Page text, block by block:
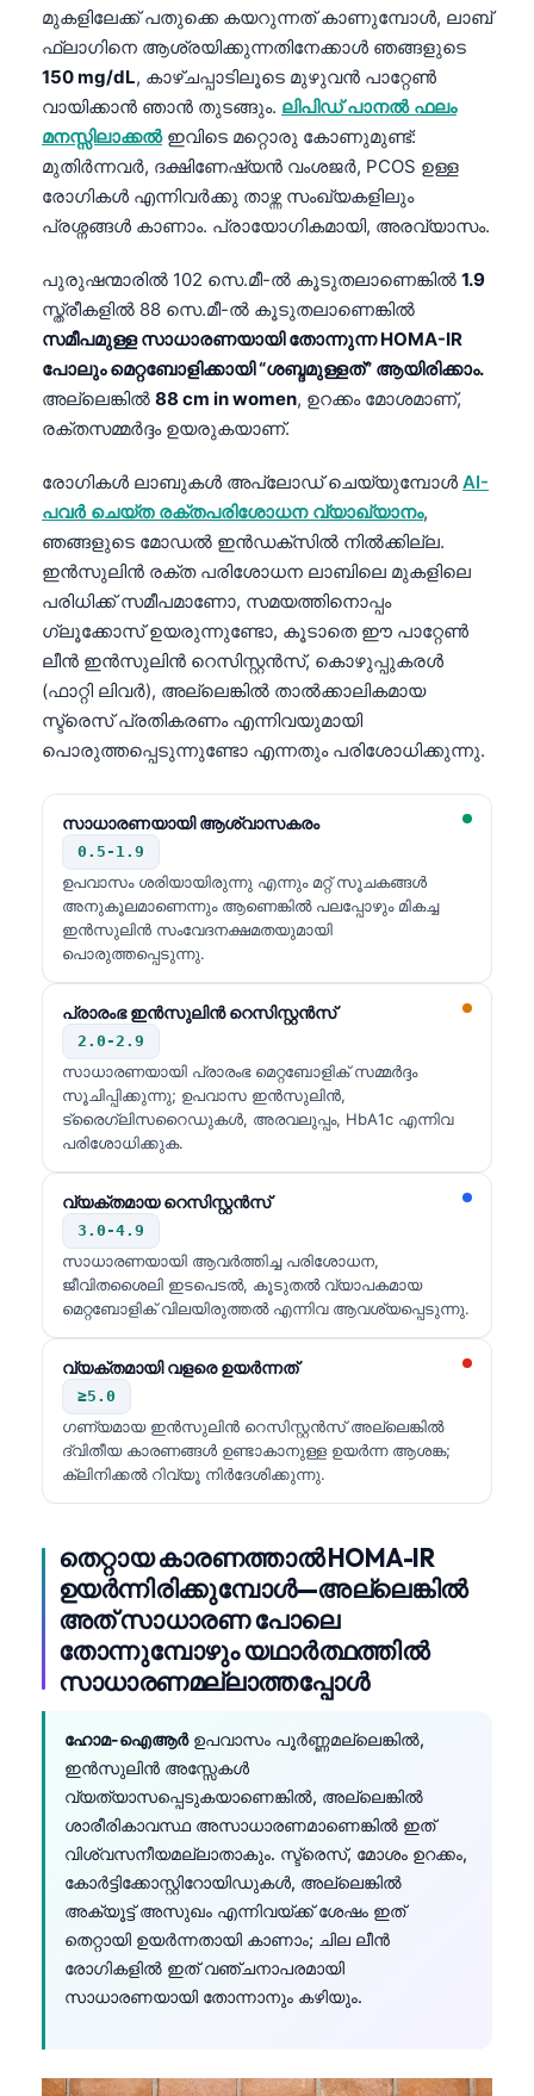
മുകളിലേക്ക് പതുക്കെ കയറുന്നത് കാണുമ്പോൾ, ലാബ്
ഫ്ലാഗിനെ ആശ്രയിക്കുന്നതിനേക്കാൾ ഞങ്ങളുടെ
150 mg/dL, കാഴ്ചപ്പാടിലൂടെ മുഴുവൻ പാറ്റേൺ
വായിക്കാൻ ഞാൻ തുടങ്ങും. ലിപിഡ് പാനൽ ഫലം
മനസ്സിലാക്കൽഇവിടെ മറ്റൊരു കോണുമുണ്ട്:
മുതിർന്നവർ, ദക്ഷിണേഷ്യൻ വംശജർ, PCOS ഉള്ള
രോഗികൾ എന്നിവർക്കു താഴ്ന്ന സംഖ്യകളിലും
പ്രശ്നങ്ങൾ കാണാം. പ്രായോഗികമായി, അരവ്യാസം.
പുരുഷന്മാരിൽ 102 സെ.മീ-ൽ കൂടുതലാണെങ്കിൽ 1.9
സ്ത്രീകളിൽ 88 സെ.മീ-ൽ കൂടുതലാണെങ്കിൽ
സമീപമുള്ള സാധാരണയായി തോന്നുന്ന HOMA-IR
പോലും മെറ്റബോളിക്കായി “ശബ്ദമുള്ളത്” ആയിരിക്കാം.
അല്ലെങ്കിൽ 88 cm in women, ഉറക്കം മോശമാണ്,
രക്തസമ്മർദ്ദം ഉയരുകയാണ്.
രോഗികൾ ലാബുകൾ അപ്‌ലോഡ് ചെയ്യുമ്പോൾ AI-
പവർ ചെയ്ത രക്തപരിശോധന വ്യാഖ്യാനം,
ഞങ്ങളുടെ മോഡൽ ഇൻഡക്സിൽ നിൽക്കില്ല.
ഇൻസുലിൻ രക്ത പരിശോധന ലാബിലെ മുകളിലെ
പരിധിക്ക് സമീപമാണോ, സമയത്തിനൊപ്പം
ഗ്ലൂക്കോസ് ഉയരുന്നുണ്ടോ, കൂടാതെ ഈ പാറ്റേൺ
ലീൻ ഇൻസുലിൻ റെസിസ്റ്റൻസ്, കൊഴുപ്പുകരൾ
(ഫാറ്റി ലിവർ), അല്ലെങ്കിൽ താൽക്കാലികമായ
സ്ട്രെസ് പ്രതികരണം എന്നിവയുമായി
പൊരുത്തപ്പെടുന്നുണ്ടോ എന്നതും പരിശോധിക്കുന്നു.
സാധാരണയായി ആശ്വാസകരം
0.5-1.9
ഉപവാസം ശരിയായിരുന്നു എന്നും മറ്റ് സൂചകങ്ങൾ
അനുകൂലമാണെന്നും ആണെങ്കിൽ പലപ്പോഴും മികച്ച
ഇൻസുലിൻ സംവേദനക്ഷമതയുമായി
പൊരുത്തപ്പെടുന്നു.
പ്രാരംഭ ഇൻസുലിൻ റെസിസ്റ്റൻസ്
2.0-2.9
സാധാരണയായി പ്രാരംഭ മെറ്റബോളിക് സമ്മർദ്ദം
സൂചിപ്പിക്കുന്നു; ഉപവാസ ഇൻസുലിൻ,
ട്രൈഗ്ലിസറൈഡുകൾ, അരവലുപ്പം, HbA1c എന്നിവ
പരിശോധിക്കുക.
വ്യക്തമായ റെസിസ്റ്റൻസ്
3.0-4.9
സാധാരണയായി ആവർത്തിച്ച പരിശോധന,
ജീവിതശൈലി ഇടപെടൽ, കൂടുതൽ വ്യാപകമായ
മെറ്റബോളിക് വിലയിരുത്തൽ എന്നിവ ആവശ്യപ്പെടുന്നു.
വ്യക്തമായി വളരെ ഉയർന്നത്
≥5.0
ഗണ്യമായ ഇൻസുലിൻ റെസിസ്റ്റൻസ് അല്ലെങ്കിൽ
ദ്വിതീയ കാരണങ്ങൾ ഉണ്ടാകാനുള്ള ഉയർന്ന ആശങ്ക;
ക്ലിനിക്കൽ റിവ്യൂ നിർദേശിക്കുന്നു.
തെറ്റായ കാരണത്താൽ HOMA-IR
ഉയർന്നിരിക്കുമ്പോൾ—അല്ലെങ്കിൽ
അത് സാധാരണ പോലെ
തോന്നുമ്പോഴും യഥാർത്ഥത്തിൽ
സാധാരണമല്ലാത്തപ്പോൾ
ഹോമ-ഐആർഉപവാസം പൂർണ്ണമല്ലെങ്കിൽ,
ഇൻസുലിൻ അസ്സേകൾ
വ്യത്യാസപ്പെടുകയാണെങ്കിൽ, അല്ലെങ്കിൽ
ശാരീരികാവസ്ഥ അസാധാരണമാണെങ്കിൽ ഇത്
വിശ്വസനീയമല്ലാതാകും. സ്ട്രെസ്, മോശം ഉറക്കം,
കോർട്ടിക്കോസ്റ്റിറോയിഡുകൾ, അല്ലെങ്കിൽ
അക്യൂട്ട് അസുഖം എന്നിവയ്ക്ക് ശേഷം ഇത്
തെറ്റായി ഉയർന്നതായി കാണാം; ചില ലീൻ
രോഗികളിൽ ഇത് വഞ്ചനാപരമായി
സാധാരണയായി തോന്നാനും കഴിയും.